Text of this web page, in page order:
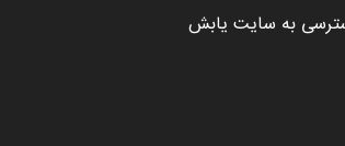
به سایت یابش